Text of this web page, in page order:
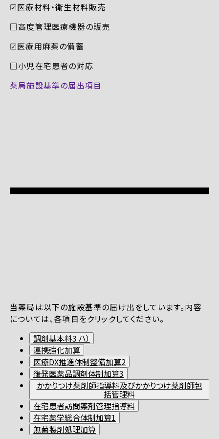
☑︎医療材料・衛生材料販売
□高度管理医療機器の販売
☑︎医療用麻薬の備蓄
□小児在宅患者の対応
薬局施設基準の届出項目
当薬局は以下の施設基準の届け出をしています。内容
については、各項目をクリックしてください。
調剤基本料3 ハ）
連携強化加算
医療DX推進体制整備加算2
後発医薬品調剤体制加算3
かかりつけ薬剤師指導料及びかかりつけ薬剤師包
括管理料
在宅患者訪問薬剤管理指導料
在宅薬学総合体制加算1
無菌製剤処理加算